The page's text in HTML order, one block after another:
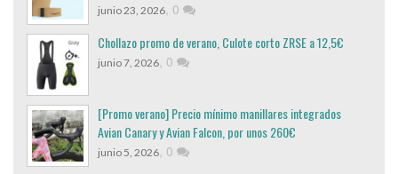
junio 23, 2026, 0
Chollazo promo de verano, Culote corto ZRSE a 12,5€
junio 7, 2026, 0
[Promo verano] Precio mínimo manillares integrados
Avian Canary y Avian Falcon, por unos 260€
junio 5, 2026, 0